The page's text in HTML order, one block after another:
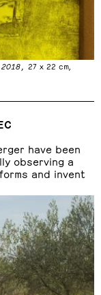
27 x 22 cm,
have been
observing a
and invent